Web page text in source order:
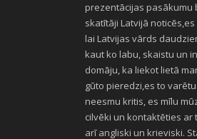
prezentācijas pasākumu
skatītāji Latvijā
lai Latvijas vārds
kaut ko labu, skaistu un
domāju, ka liekot lietā
gūto pieredzi,es to
neesmu kritis, es mīlu
cilvēki un kontaktēties ar
arī angliski un krieviski.